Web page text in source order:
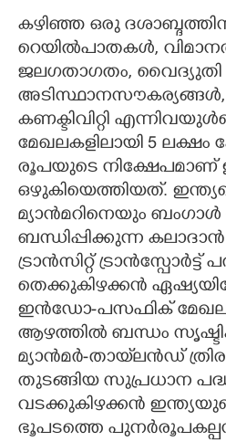
കഴിഞ്ഞ ഒരു
റെയിൽപാതകൾ,
ജലഗതാഗതം, വൈദ്യുതി
അടിസ്ഥാനസൗകര്യങ്ങൾ,
കണക്ടിവിറ്റി
മേഖലകളിലായി 5 ലക്ഷം
രൂപയുടെ നിക്ഷേപമാണ്
ഒഴുകിയെത്തിയത്.
മ്യാൻമറിനെയും
ബന്ധിപ്പിക്കുന്ന
ട്രാൻസിറ്റ് ട്രാൻസ്പോർട്ട്
തെക്കുകിഴക്കൻ
ഇൻഡോ-പസഫിക്
ആഴത്തിൽ ബന്ധം
മ്യാൻമർ-തായ്‌ലൻഡ്
തുടങ്ങിയ സുപ്രധാന
വടക്കുകിഴക്കൻ
ഭൂപടത്തെ